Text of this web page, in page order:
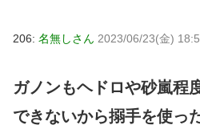
206: 名無しさん 2023/06/23(金)
ガノンもヘドロや砂嵐程
できないから搦手を使っ